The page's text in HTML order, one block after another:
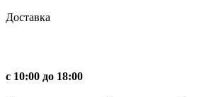
Доставка
с 10:00 до 18:00